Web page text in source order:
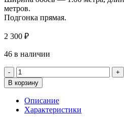
метров.
Подгонка прямая.
2 300 ₽
46 в наличии
Количество
товара
Обои
Артекс
11171-
В корзину
Описание
Характеристики